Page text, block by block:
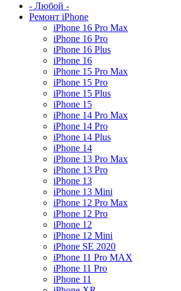
- Любой -
Ремонт iPhone
iPhone 16 Pro Max
iPhone 16 Pro
iPhone 16 Plus
iPhone 16
iPhone 15 Pro Max
iPhone 15 Pro
iPhone 15 Plus
iPhone 15
iPhone 14 Pro Max
iPhone 14 Pro
iPhone 14 Plus
iPhone 14
iPhone 13 Pro Max
iPhone 13 Pro
iPhone 13
iPhone 13 Mini
iPhone 12 Pro Max
iPhone 12 Pro
iPhone 12
iPhone 12 Mini
iPhone SE 2020
iPhone 11 Pro MAX
iPhone 11 Pro
iPhone 11